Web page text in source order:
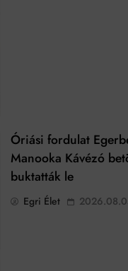
Óriási fordulat
Manooka Kávézó
buktatták le
Egri Élet